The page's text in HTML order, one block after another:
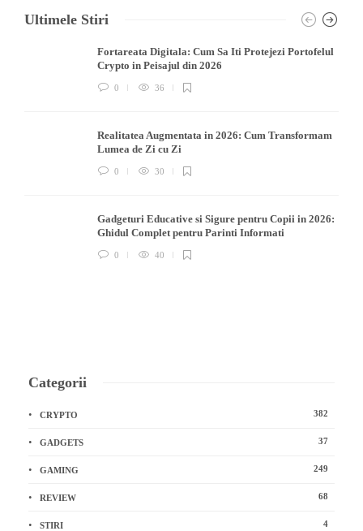
Ultimele Stiri
Fortareata Digitala: Cum Sa Iti Protejezi Portofelul
Crypto in Peisajul din 2026
0 36
Realitatea Augmentata in 2026: Cum Transformam
Lumea de Zi cu Zi
0 30
Gadgeturi Educative si Sigure pentru Copii in 2026:
Ghidul Complet pentru Parinti Informati
0 40
Categorii
CRYPTO 382
GADGETS 37
GAMING 249
REVIEW 68
STIRI 4